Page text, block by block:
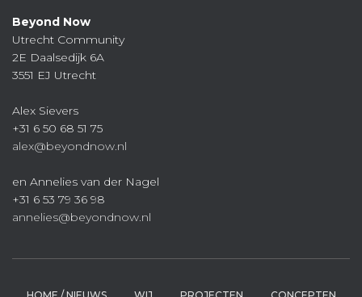
Beyond Now
Utrecht Community
2E Daalsedijk 6A
3551 EJ Utrecht
Alex Sievers
+31 6 50 68 51 75
alex@beyondnow.nl
en Annelies van der Nagel
+31 6 53 79 36 98
annelies@beyondnow.nl